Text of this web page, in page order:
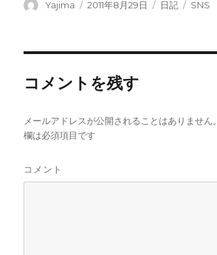
投
Yajima
投
2011年8月29日
カ
リ
日記
タ
SNS
コメントを残す
メールアドレスが公開されることはありません。
欄は必須項目です
コメント